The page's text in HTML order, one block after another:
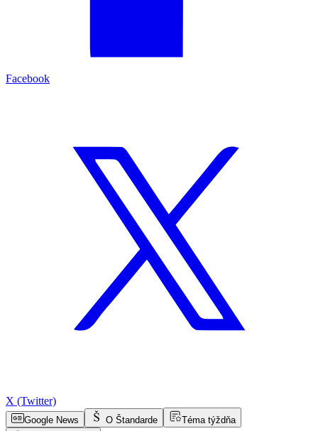
Facebook
X (Twitter)
Google News O Štandarde
Téma týždňa